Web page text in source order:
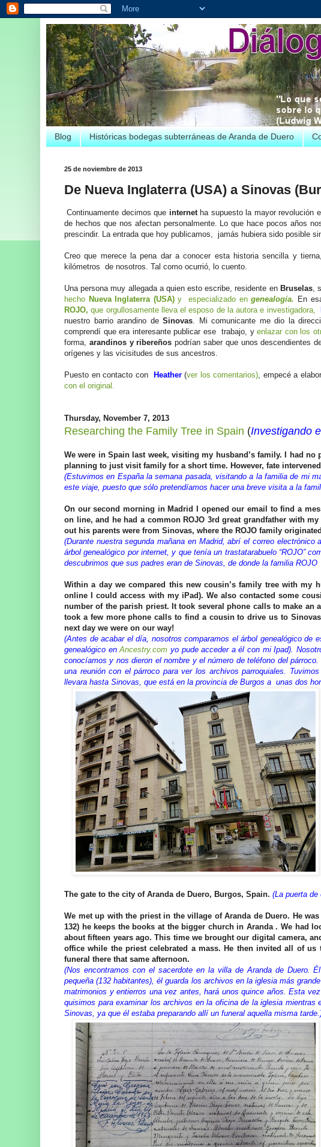
Blog Históricas bodegas subterráneas de Aranda de Duero
25 de noviembre de 2013
De Nueva Inglaterra (USA) a Sinovas
Continuamente decimos que internet ha supuesto la mayor revolución
de hechos que nos afectan personalmente. Lo que hace pocos años
prescindir. La entrada que hoy publicamos, jamás hubiera sido posible
Creo que merece la pena dar a conocer esta historia sencilla y
kilómetros de nosotros. Tal como ocurrió, lo cuento.
Una persona muy allegada a quien esto escribe, residente en Bruselas,
hecho Nueva Inglaterra (USA)y especializado engenealogía. En
ROJO, que orgullosamente lleva el esposo de la autora e investigadora,
nuestro barrio arandino deSinovas. Mi comunicante me dio la
comprendí que era interesante publicar ese trabajo, yenlazar con los
forma, arandinos y ribereñospodrían saber que unos descendientes
orígenes y las vicisitudes de sus ancestros.
Puesto en contacto con Heather(ver los comentarios), empecé a
con el original.
Thursday, November 7, 2013
Researching the Family Tree in Spain (Investigando
We were in Spain last week, visiting my husband’s family. I had
planning to just visit family for a short time. However, fate
(Estuvimos en España la semana pasada, visitando a la familia de mi
este viaje, puesto que sólo pretendíamos hacer una breve visita a la
On our second morning in Madrid I opened our email to find a
on line, and he had a common ROJO 3rd great grandfather with
out his parents were from Sinovas, where the ROJO family
(Durante nuestra segunda mañana en Madrid, abrí el correo
árbol genealógico por internet, y que tenía un trastatarabuelo “ROJO”
descubrimos que sus padres eran de Sinovas, de donde la familia
Within a day we compared this new cousin’s family tree with my
online I could access with my iPad). We also contacted some
number of the parish priest. It took several phone calls to make
took a few more phone calls to find a cousin to drive us to
next day we were on our way!
(Antes de acabar el día, nosotros comparamos el árbol genealógico de
genealógico enAncestry.com yo pude acceder a él con mi Ipad).
conocíamos y nos dieron el nombre y el número de teléfono del
una reunión con el párroco para ver los archivos parroquiales.
llevara hasta Sinovas, que está en la provincia de Burgos a unas dos
The gate to the city of Aranda de Duero, Burgos, Spain. (La puerta de
We met up with the priest in the village of Aranda de Duero. He
132) he keeps the books at the bigger church in Aranda . We had
about fifteen years ago. This time we brought our digital camera,
office while the priest celebrated a mass. He then invited all of
funeral there that same afternoon.
(Nos encontramos con el sacerdote en la villa de Aranda de Duero.
pequeña (132 habitantes), él guarda los archivos en la iglesia más
matrimonios y entierros una vez antes, hará unos quince años. Esta
quisimos para examinar los archivos en la oficina de la iglesia
Sinovas, ya que él estaba preparando allí un funeral aquella misma